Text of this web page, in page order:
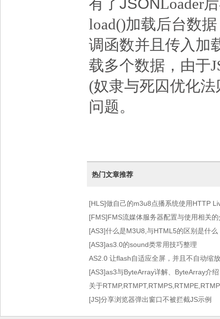
有了JSONLoader
load()加载后台数
调函数并且传入加
载多个数据，由于
(奴隶与死囚优化
问题。
热门文章推荐
[HLS]做自己的m3u8点播系统使用HTTP
术）
[FMS]FMS流媒体服务器配置与使用相关的
[AS3]什么是M3U8,与HTML5的区别是什么
[AS3]as3.0的sound类常用技巧整理
AS2.0 让flash自适应全屏，并且不自动缩放
[AS3]as3与ByteArray详解、ByteArray介
关于
[JS]分享浏览器弹出窗口不被拦截JS示例